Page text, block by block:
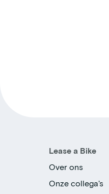
Lease a Bike
Over ons
Onze collega's